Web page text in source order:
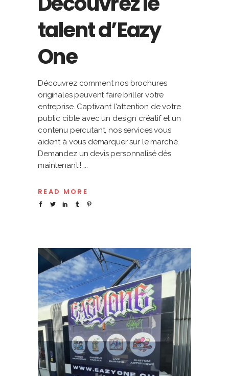
talent d’Eazy
One
Découvrez comment nos brochures
originales peuvent faire briller votre
entreprise. Captivant l'attention de votre
public cible avec un design créatif et un
contenu percutant, nos services vous
aident à vous démarquer sur le marché.
Demandez un devis personnalisé dès
maintenant !
READ MORE